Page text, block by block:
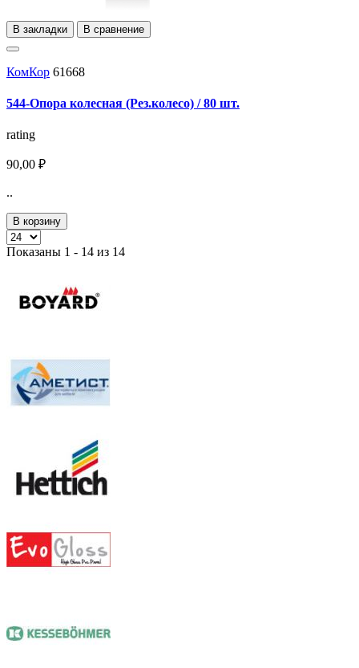
В закладки В сравнение
КомКор 61668
544-Опора колесная (Рез.колесо) / 80 шт.
rating
90,00 ₽
..
В корзину
Показаны 1 - 14 из 14